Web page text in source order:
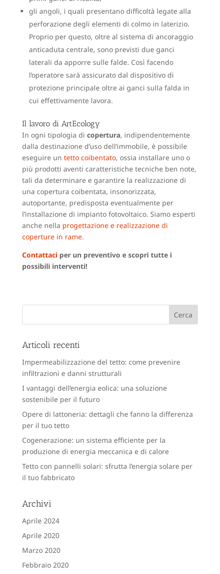
gli angoli, i quali presentano difficoltà legate alla
perforazione degli elementi di colmo in laterizio.
Proprio per questo, oltre al sistema di ancoraggio
anticaduta centrale, sono previsti due ganci
laterali da apporre sulle falde. Così facendo
l’operatore sarà assicurato dal dispositivo di
protezione principale oltre ai ganci sulla falda in
cui effettivamente lavora.
Il lavoro di ArtEcology
In ogni tipologia di copertura, indipendentemente
dalla destinazione d’uso dell’immobile, è possibile
eseguire un tetto coibentato, ossia installare uno o
più prodotti aventi caratteristiche tecniche ben note,
tali da determinare e garantire la realizzazione di
una copertura coibentata, insonorizzata,
autoportante, predisposta eventualmente per
l’installazione di impianto fotovoltaico. Siamo esperti
anche nella progettazione e realizzazione di
coperture in rame.
Contattaci per un preventivo e scopri tutte i
possibili interventi!
Articoli recenti
Impermeabilizzazione del tetto: come prevenire
infiltrazioni e danni strutturali
I vantaggi dell’energia eolica: una soluzione
sostenibile per il futuro
Opere di lattoneria: dettagli che fanno la differenza
per il tuo tetto
Cogenerazione: un sistema efficiente per la
produzione di energia meccanica e di calore
Tetto con pannelli solari: sfrutta l’energia solare per
il tuo fabbricato
Archivi
Aprile 2024
Aprile 2020
Marzo 2020
Febbraio 2020